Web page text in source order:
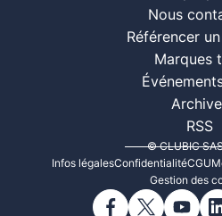
Nous
Référencer
Marques
RSS
© CLUBIC
Infos légalesConfidentialitéCGU
Gestion des